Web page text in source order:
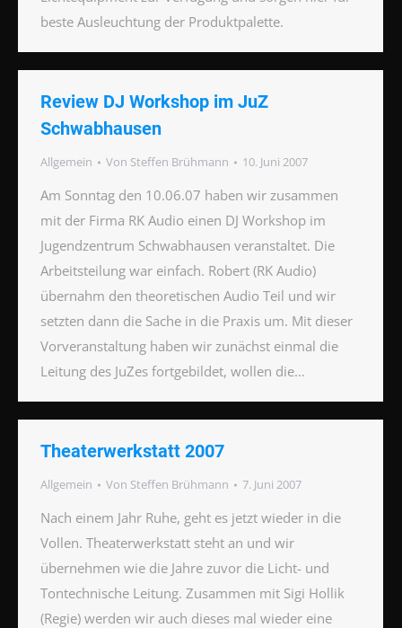
beste Ausleuchtung der Produktpalette.
Review DJ Workshop im JuZ
Schwabhausen
Allgemein Von Steffen Brühmann 10. Juni 2007
Am Sonntag den 10.06.07 haben wir zusammen
mit der Firma RK Audio einen DJ Workshop im
Jugendzentrum Schwabhausen veranstaltet. Die
Arbeitsteilung war einfach. Robert (RK Audio)
übernahm den theoretischen Audio Teil und wir
setzten dann die Sache in die Praxis um. Mit dieser
Vorveranstaltung haben wir zunächst einmal die
Leitung des JuZes fortgebildet, wollen die…
Theaterwerkstatt 2007
Allgemein Von Steffen Brühmann 7. Juni 2007
Nach einem Jahr Ruhe, geht es jetzt wieder in die
Vollen. Theaterwerkstatt steht an und wir
übernehmen wie die Jahre zuvor die Licht- und
Tontechnische Leitung. Zusammen mit Sigi Hollik
(Regie) werden wir auch dieses mal wieder eine